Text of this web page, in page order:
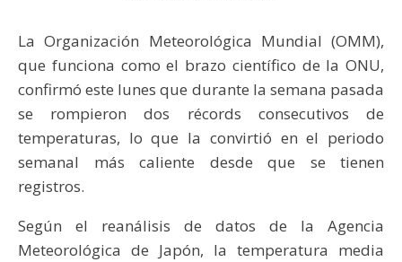
La Organización Meteorológica Mundial (OMM),
que funciona como el brazo científico de la ONU,
confirmó este lunes que durante la semana pasada
se rompieron dos récords consecutivos de
temperaturas, lo que la convirtió en el periodo
semanal más caliente desde que se tienen
registros.
Según el reanálisis de datos de la Agencia
Meteorológica de Japón, la temperatura media